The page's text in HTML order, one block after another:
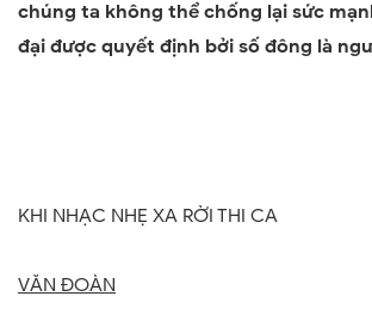
chúng ta không thể chống lại sức
đại được quyết định bởi số đông là
KHI NHẠC NHẸ XA RỜI THI CA
VĂN ĐOÀN